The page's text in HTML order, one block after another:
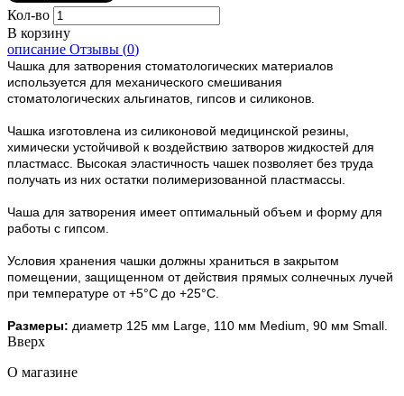
Кол-во
В корзину
описание Отзывы (0)
Чашка для затворения стоматологических материалов
используется для механического смешивания
стоматологических альгинатов, гипсов и силиконов.
Чашка изготовлена ​​из силиконовой медицинской резины,
химически устойчивой к воздействию затворов жидкостей для
пластмасс. Высокая эластичность чашек позволяет без труда
получать из них остатки полимеризованной пластмассы.
Чаша для затворения имеет оптимальный объем и форму для
работы с гипсом.
Условия хранения чашки должны храниться в закрытом
помещении, защищенном от действия прямых солнечных лучей
при температуре от +5°С до +25°С.
Размеры: диаметр 125 мм Large, 110 мм Medium, 90 мм Small.
Вверх
О магазине